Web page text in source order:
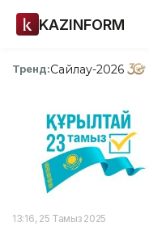
KAZINFORM
Тренд:Сайлау-2026
13:16, 25 Тамыз 2025